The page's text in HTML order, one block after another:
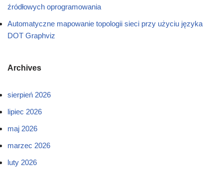
źródłowych oprogramowania
Automatyczne mapowanie topologii sieci przy użyciu języka
DOT Graphviz
Archives
sierpień 2026
lipiec 2026
maj 2026
marzec 2026
luty 2026